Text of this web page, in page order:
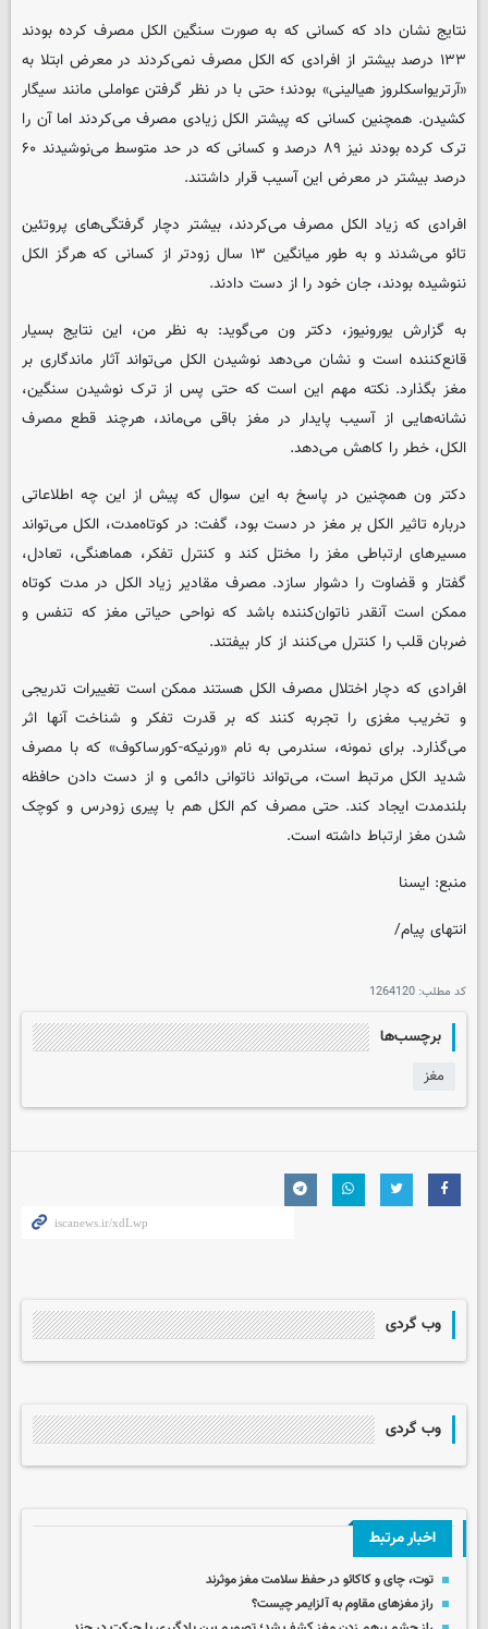
نتایج نشان داد که کسانی که به صورت سنگین الکل مصرف کرده بودند
۱۳۳ درصد بیشتر از افرادی که الکل مصرف نمی‌کردند در معرض ابتلا به
«آرتریواسکلروز هیالینی» بودند؛ حتی با در نظر گرفتن عواملی مانند سیگار
کشیدن. همچنین کسانی که پیشتر الکل زیادی مصرف می‌کردند اما آن را
ترک کرده بودند نیز ۸۹ درصد و کسانی که در حد متوسط می‌نوشیدند ۶۰
درصد بیشتر در معرض این آسیب قرار داشتند.
افرادی که زیاد الکل مصرف می‌کردند، بیشتر دچار گرفتگی‌های پروتئین
تائو می‌شدند و به طور میانگین ۱۳ سال زودتر از کسانی که هرگز الکل
ننوشیده بودند، جان خود را از دست دادند.
به گزارش یورونیوز، دکتر ون می‌گوید: به نظر من، این نتایج بسیار
قانع‌کننده است و نشان می‌دهد نوشیدن الکل می‌تواند آثار ماندگاری بر
مغز بگذارد. نکته مهم این است که حتی پس از ترک نوشیدن سنگین،
نشانه‌هایی از آسیب پایدار در مغز باقی می‌ماند، هرچند قطع مصرف
الکل، خطر را کاهش می‌دهد.
دکتر ون همچنین در پاسخ به این سوال که پیش از این چه اطلاعاتی
درباره تاثیر الکل بر مغز در دست بود، گفت: در کوتاه‌مدت، الکل می‌تواند
مسیرهای ارتباطی مغز را مختل کند و کنترل تفکر، هماهنگی، تعادل،
گفتار و قضاوت را دشوار سازد. مصرف مقادیر زیاد الکل در مدت کوتاه
ممکن است آنقدر ناتوان‌کننده باشد که نواحی حیاتی مغز که تنفس و
ضربان قلب را کنترل می‌کنند از کار بیفتند.
افرادی که دچار اختلال مصرف الکل هستند ممکن است تغییرات تدریجی
و تخریب مغزی را تجربه کنند که بر قدرت تفکر و شناخت آنها اثر
می‌گذارد. برای نمونه، سندرمی به نام «ورنیکه-کورساکوف» که با مصرف
شدید الکل مرتبط است، می‌تواند ناتوانی دائمی و از دست دادن حافظه
بلندمدت ایجاد کند. حتی مصرف کم الکل هم با پیری زودرس و کوچک
شدن مغز ارتباط داشته است.
منبع: ایسنا
انتهای پیام/
کد مطلب: 1264120
برچسب‌ها
مغز
وب گردی
وب گردی
اخبار مرتبط
توت، چای و کاکائو در حفظ سلامت مغز موثرند
راز مغزهای مقاوم به آلزایمر چیست؟